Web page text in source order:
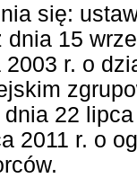
się:
dnia 15
r. o
22
2011 r. o